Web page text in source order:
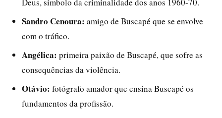
Sandro Cenoura: amigo de Buscapé que se envolve
com o tráfico.
Angélica: primeira paixão de Buscapé, que sofre as
consequências da violência.
Otávio: fotógrafo amador que ensina Buscapé os
fundamentos da profissão.